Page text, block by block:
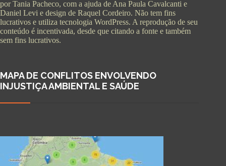
por Tania Pacheco, com a ajuda de Ana Paula Cavalcanti e
Daniel Levi e design de Raquel Cordeiro. Não tem fins
lucrativos e utiliza tecnologia WordPress. A reprodução de seu
conteúdo é incentivada, desde que citando a fonte e também
sem fins lucrativos.
MAPA DE CONFLITOS ENVOLVENDO
INJUSTIÇA AMBIENTAL E SAÚDE